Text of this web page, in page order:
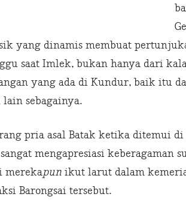
yang dinamis membuat
saat Imlek, bukan hanya dari
yang ada di Kundur, baik itu
lain sebagainya.
pria asal Batak ketika ditemui
mengapresiasi keberagaman
merekapun ikut larut dalam
Barongsai tersebut.